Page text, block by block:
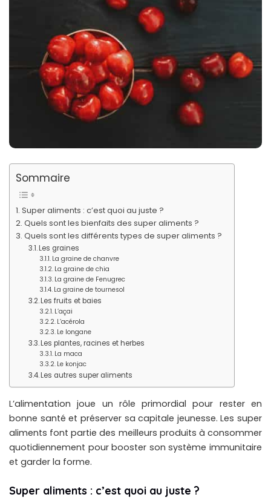
Sommaire
Super aliments : c’est quoi au juste ?
Quels sont les bienfaits des super aliments ?
Quels sont les différents types de super aliments ?
Les graines
La graine de chanvre
La graine de chia
La graine de Fenugrec
La graine de tournesol
Les fruits et baies
L’açai
L’acérola
Le longane
Les plantes, racines et herbes
La maca
Le konjac
Les autres super aliments
L’alimentation joue un rôle primordial pour rester en
bonne santé et préserver sa capitale jeunesse. Les super
aliments font partie des meilleurs produits à consommer
quotidiennement pour booster son système immunitaire
et garder la forme.
Super aliments : c’est quoi au juste ?